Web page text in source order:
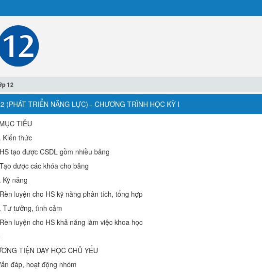
12
(PHÁT TRIỂN NĂNG LỰC) - CHƯƠNG TRÌNH HỌC KỲ I
TIÊU
Kiến thức
tạo được CSDL gồm nhiều bảng
được các khóa cho bảng
Kỹ năng
luyện cho HS kỹ năng phân tích, tổng hợp
Tư tưởng, tình cảm
luyện cho HS khả năng làm việc khoa học
TIỆN DẠY HỌC CHỦ YẾU
đáp, hoạt động nhóm